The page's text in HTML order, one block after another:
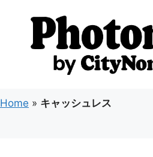
ス
キ
Home » キャッシュレス